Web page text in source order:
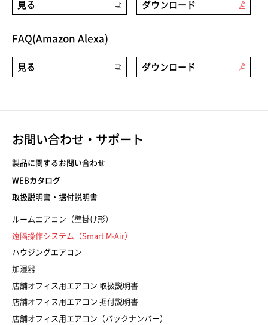
見る ダウンロード
FAQ(Amazon Alexa)
見る ダウンロード
お問い合わせ・サポート
製品に関するお問い合わせ
WEBカタログ
取扱説明書・据付説明書
ルームエアコン（壁掛け形）
遠隔操作システム（Smart M-Air）
ハウジングエアコン
加湿器
店舗オフィス用エアコン 取扱説明書
店舗オフィス用エアコン 据付説明書
店舗オフィス用エアコン（バックナンバー）